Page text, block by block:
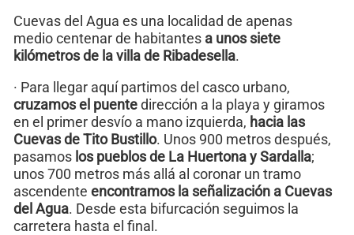
Cuevas del Agua es una localidad de apenas
medio centenar de habitantes a unos siete
kilómetros de la villa de Ribadesella.
· Para llegar aquí partimos del casco urbano,
cruzamos el puentedirección a la playa y giramos
en el primer desvío a mano izquierda, hacia las
Cuevas de Tito Bustillo. Unos 900 metros después,
pasamos los pueblos de La Huertona y Sardalla;
unos 700 metros más allá al coronar un tramo
ascendente encontramos la señalización a Cuevas
del Agua. Desde esta bifurcación seguimos la
carretera hasta el final.